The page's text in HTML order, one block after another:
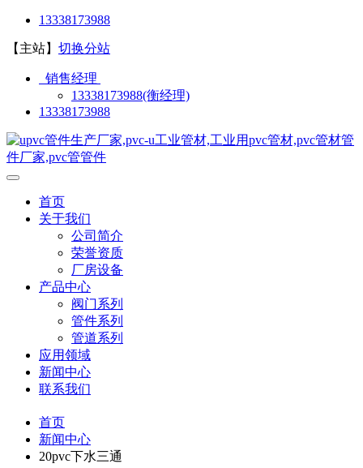
13338173988
【主站】 切换分站
销售经理
13338173988(衡经理)
13338173988
首页
关于我们
公司简介
荣誉资质
厂房设备
产品中心
阀门系列
管件系列
管道系列
应用领域
新闻中心
联系我们
首页
新闻中心
20pvc下水三通